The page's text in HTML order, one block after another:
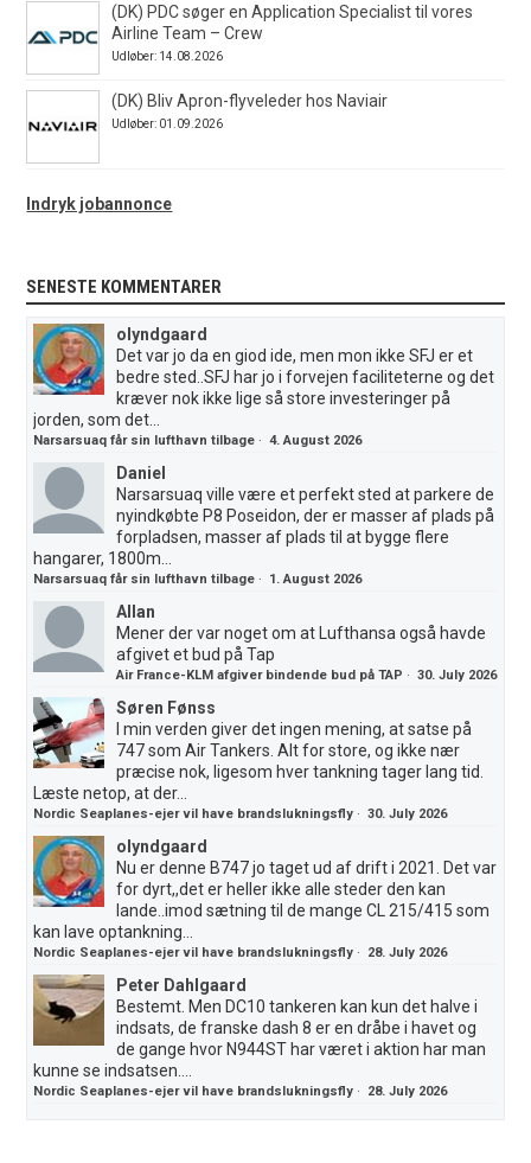
(DK) PDC søger en Application Specialist til vores
Airline Team – Crew
Udløber: 14.08.2026
(DK) Bliv Apron-flyveleder hos Naviair
Udløber: 01.09.2026
Indryk jobannonce
SENESTE KOMMENTARER
olyndgaard
Det var jo da en giod ide, men mon ikke SFJ er et
bedre sted..SFJ har jo i forvejen faciliteterne og det
kræver nok ikke lige så store investeringer på
jorden, som det...
Narsarsuaq får sin lufthavn tilbage ·4. August 2026
Daniel
Narsarsuaq ville være et perfekt sted at parkere de
nyindkøbte P8 Poseidon, der er masser af plads på
forpladsen, masser af plads til at bygge flere
hangarer, 1800m...
Narsarsuaq får sin lufthavn tilbage · 1. August 2026
Allan
Mener der var noget om at Lufthansa også havde
afgivet et bud på Tap
Air France-KLM afgiver bindende bud på TAP ·30. July 2026
Søren Fønss
I min verden giver det ingen mening, at satse på
747 som Air Tankers. Alt for store, og ikke nær
præcise nok, ligesom hver tankning tager lang tid.
Læste netop, at der...
Nordic Seaplanes-ejer vil have brandslukningsfly ·30. July 2026
olyndgaard
Nu er denne B747 jo taget ud af drift i 2021. Det var
for dyrt,,det er heller ikke alle steder den kan
lande..imod sætning til de mange CL 215/415 som
kan lave optankning...
Nordic Seaplanes-ejer vil have brandslukningsfly · 28. July 2026
Peter Dahlgaard
Bestemt. Men DC10 tankeren kan kun det halve i
indsats, de franske dash 8 er en dråbe i havet og
de gange hvor N944ST har været i aktion har man
kunne se indsatsen....
Nordic Seaplanes-ejer vil have brandslukningsfly · 28. July 2026